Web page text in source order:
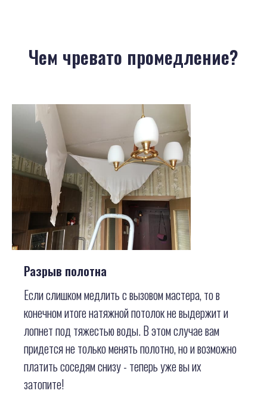
Чем чревато промедление?
Разрыв полотна
Если слишком медлить с вызовом мастера, то в
конечном итоге натяжной потолок не выдержит и
лопнет под тяжестью воды. В этом случае вам
придется не только менять полотно, но и возможно
платить соседям снизу - теперь уже вы их
затопите!